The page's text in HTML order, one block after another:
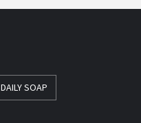
DAILY SOAP